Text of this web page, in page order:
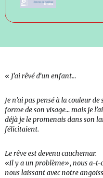
« J’airêvéd’un enfant…
Jen’aipaspenséàlacouleurde
formedeson visage… mais jel’ai
déjà jelepromenaisdansson
félicitaient.
Lerêveestdevenucauchemar.
«Ilyaun problème», nousa-t-
nouslaissantavecnotre